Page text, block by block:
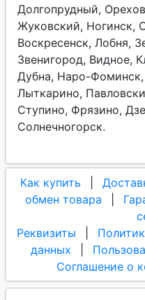
Долгопрудный,
Жуковский, Ногинск,
Воскресенск, Лобня,
Звенигород, Видное,
Дубна, Наро-Фоминск,
Лыткарино,
Ступино, Фрязино,
Солнечногорск.
Как купить
обмен товара
Реквизиты
данных
Соглашение о